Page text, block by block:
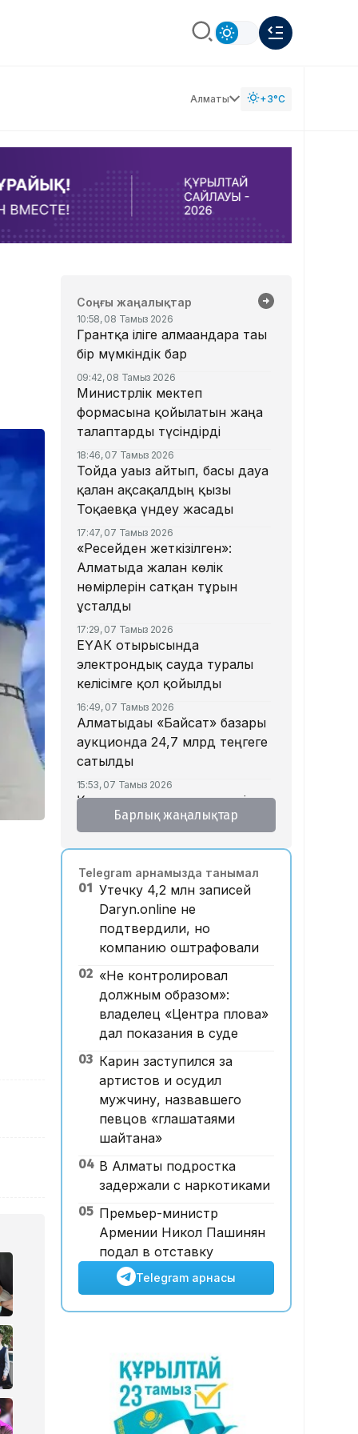
Алматы +3°C
Соңғы жаңалықтар
10:58, 08 Тамыз 2026
Грантқа іліге алмағандарға тағы
бір мүмкіндік бар
09:42, 08 Тамыз 2026
Министрлік мектеп
формасына қойылатын жаңа
талаптарды түсіндірді
18:46, 07 Тамыз 2026
Тойда уағыз айтып, басы дауға
қалған ақсақалдың қызы
Тоқаевқа үндеу жасады
17:47, 07 Тамыз 2026
«Ресейден жеткізілген»:
Алматыда жалған көлік
нөмірлерін сатқан тұрғын
ұсталды
17:29, 07 Тамыз 2026
ЕҮАК отырысында
электрондық сауда туралы
келісімге қол қойылды
16:49, 07 Тамыз 2026
Алматыдағы «Байсат» базары
аукционда 24,7 млрд теңгеге
сатылды
15:53, 07 Тамыз 2026
Қазақстанда аукцион өткізу
тәртібі өзгертілмек: кепілдік
Мемлекеттік грант
иегерлерінің тізімі
жарияланды: 75 мыңнан
астам талапкер тегін білім
алады
14:45, 07 Тамыз 2026
Ұлттық валютаны инфляция
қарқынының баяулауы
қолдап отыр – сарапшылар
13:30, 07 Тамыз 2026
Фельдшер Ұлдана
Мырзуанның қазасына
қатысты іс сотқа жолданды
Барлық жаңалықтар
Telegram арнамызда танымал
01 Утечку 4,2 млн записей
Daryn.online не
подтвердили, но
компанию оштрафовали
02 «Не контролировал
должным образом»:
владелец «Центра плова»
дал показания в суде
03 Карин заступился за
артистов и осудил
мужчину, назвавшего
певцов «глашатаями
шайтана»
04 В Алматы подростка
задержали с наркотиками
05 Премьер-министр
Армении Никол Пашинян
подал в отставку
Telegram арнасы